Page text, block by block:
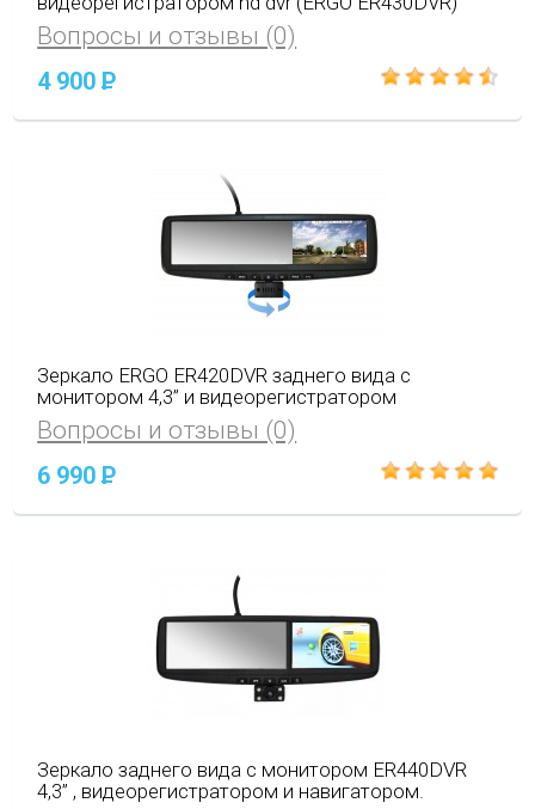
Вопросы и отзывы (0)
4 900P
Зеркало ERGO ER420DVR заднего вида с
монитором 4,3” и видеорегистратором
Вопросы и отзывы (0)
6 990P
Зеркало заднего вида с монитором ER440DVR
4,3” , видеорегистратором и навигатором.